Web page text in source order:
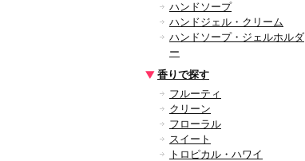
ハンドソープ
ハンドジェル・クリーム
ハンドソープ・ジェルホルダ
ー
香りで探す
フルーティ
クリーン
フローラル
スイート
トロピカル・ハワイ